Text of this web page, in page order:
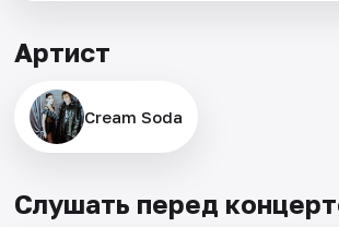
Артист
Cream Soda
Слушать перед